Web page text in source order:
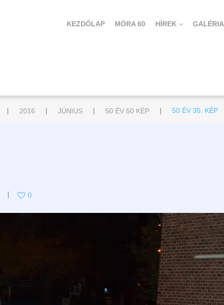
KEZDŐLAP MÓRA 60 HÍREK GALÉRIA
| 2016 | JÚNIUS | 50 ÉV 50 KÉP | 50 ÉV 35. KÉP
0